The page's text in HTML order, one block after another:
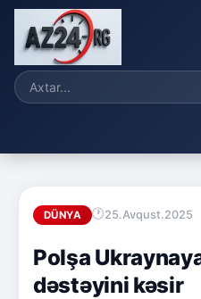
DÜNYA 25.Avqust.2025
Polşa
dəstəyini kəsir